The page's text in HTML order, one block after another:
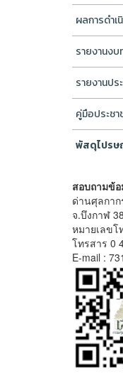
ผลการดำเ
รายงานง
รายงานปร
คู่มือประชา
พัสดุไปรษ
สอบถามข้อ
ด่านศุลกาก
จ.บึงกาฬ
หมายเลขโ
โทรสาร 0
E-mail :